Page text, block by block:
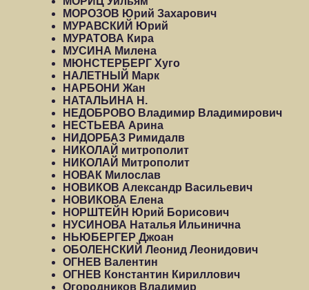
МОРОЗОВ Юрий Захарович
МУРАВСКИЙ Юрий
МУРАТОВА Кира
МУСИНА Милена
МЮНСТЕРБЕРГ Хуго
НАЛЕТНЫЙ Марк
НАРБОНИ Жан
НАТАЛЬИНА Н.
НЕДОБРОВО Владимир Владимирович
НЕСТЬЕВА Арина
НИДОРБАЗ Римидалв
НИКОЛАЙ митрополит
НИКОЛАЙ Митрополит
НОВАК Милослав
НОВИКОВ Александр Васильевич
НОВИКОВА Елена
НОРШТЕЙН Юрий Борисович
НУСИНОВА Наталья Ильинична
НЬЮБЕРГЕР Джоан
ОБОЛЕНСКИЙ Леонид Леонидович
ОГНЕВ Валентин
ОГНЕВ Константин Кириллович
Огородников Владимир